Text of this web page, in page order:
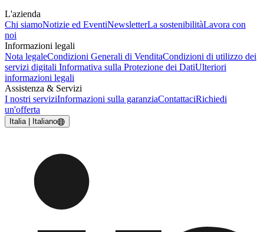
L'azienda
Chi siamoNotizie ed EventiNewsletterLa sostenibilitàLavora con
noi
Informazioni legali
Nota legaleCondizioni Generali di VenditaCondizioni di utilizzo dei
servizi digitali Informativa sulla Protezione dei DatiUlteriori
informazioni legali
Assistenza & Servizi
I nostri serviziInformazioni sulla garanziaContattaciRichiedi
un'offerta
Italia | Italiano